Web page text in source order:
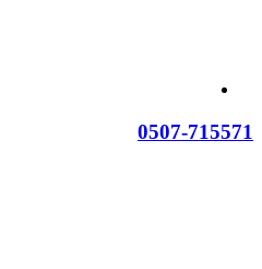
0507-715571